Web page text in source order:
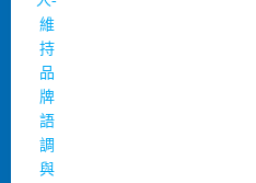
維
持
品
牌
語
調
與